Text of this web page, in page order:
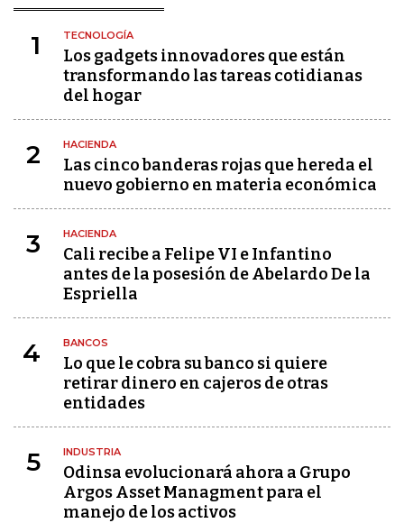
1 TECNOLOGÍA
Los gadgets innovadores que están
transformando las tareas cotidianas
del hogar
2 HACIENDA
Las cinco banderas rojas que hereda el
nuevo gobierno en materia económica
3 HACIENDA
Cali recibe a Felipe VI e Infantino
antes de la posesión de Abelardo De la
Espriella
4 BANCOS
Lo que le cobra su banco si quiere
retirar dinero en cajeros de otras
entidades
5 INDUSTRIA
Odinsa evolucionará ahora a Grupo
Argos Asset Managment para el
manejo de los activos